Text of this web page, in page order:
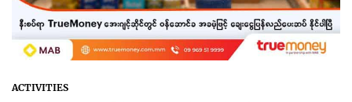
ACTIVITIES